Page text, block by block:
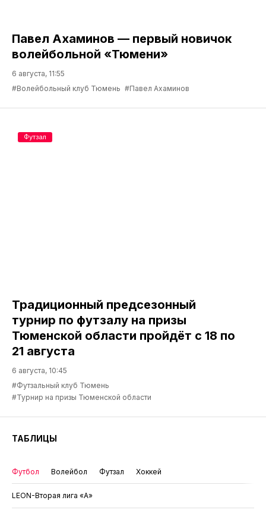
Павел Ахаминов — первый новичок
волейбольной «Тюмени»
6 августа, 11:55
#Волейбольный клуб Тюмень #Павел Ахаминов
Традиционный предсезонный
турнир по футзалу на призы
Тюменской области пройдёт с 18 по
21 августа
6 августа, 10:45
#Футзальный клуб Тюмень
#Турнир на призы Тюменской области
Футзал
ТАБЛИЦЫ
Футбол Волейбол Футзал Хоккей
LEON-Вторая лига «А»